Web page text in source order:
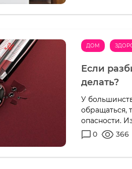
ДОМ
Если
делать?
У
обращаться,
опасности.
0
366